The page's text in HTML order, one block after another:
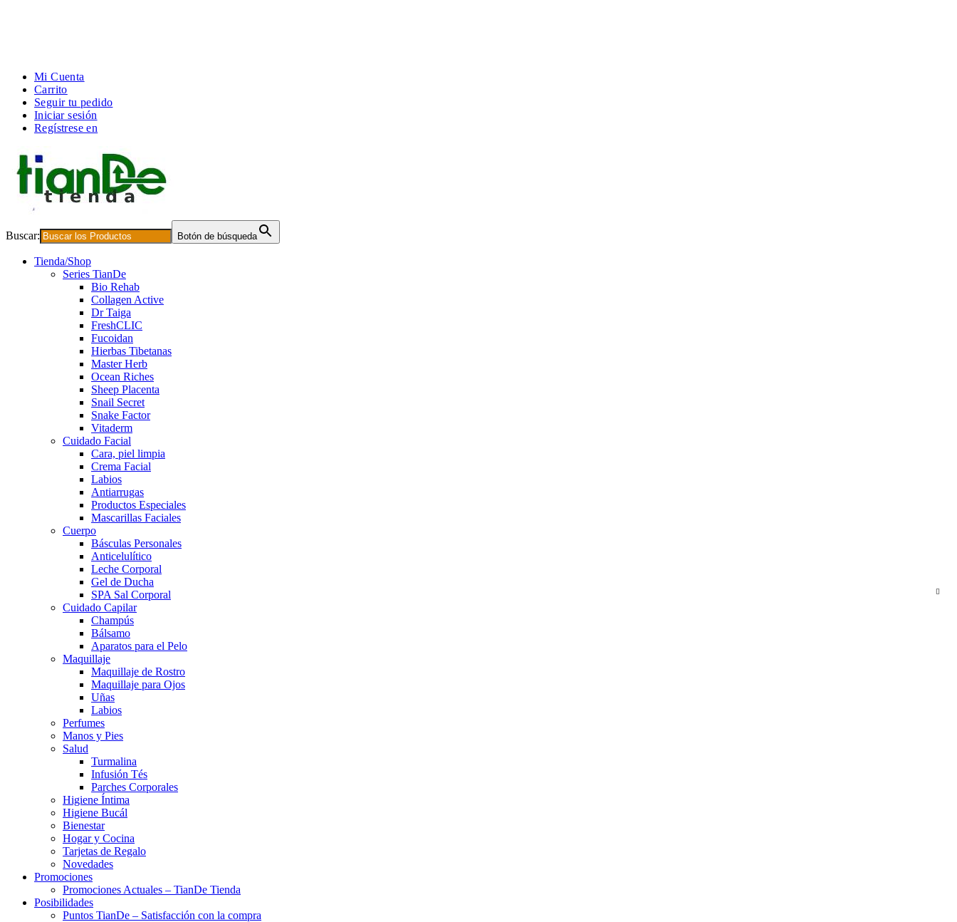
Mi Cuenta
Carrito
Seguir tu pedido
Iniciar sesión
Regístrese en
Buscar: Botón de búsqueda
Tienda/Shop
Series TianDe
Bio Rehab
Collagen Active
Dr Taiga
FreshCLIC
Fucoidan
Hierbas Tibetanas
Master Herb
Ocean Riches
Sheep Placenta
Snail Secret
Snake Factor
Vitaderm
Cuidado Facial
Cara, piel limpia
Crema Facial
Labios
Antiarrugas
Productos Especiales
Mascarillas Faciales
Cuerpo
Básculas Personales
Anticelulítico
Leche Corporal
Gel de Ducha
SPA Sal Corporal
Cuidado Capilar
Champús
Bálsamo
Aparatos para el Pelo
Maquillaje
Maquillaje de Rostro
Maquillaje para Ojos
Uñas
Labios
Perfumes
Manos y Pies
Salud
Turmalina
Infusión Tés
Parches Corporales
Higiene Íntima
Higiene Bucál
Bienestar
Hogar y Cocina
Tarjetas de Regalo
Novedades
Promociones
Promociones Actuales – TianDe Tienda
Posibilidades
Puntos TianDe – Satisfacción con la compra